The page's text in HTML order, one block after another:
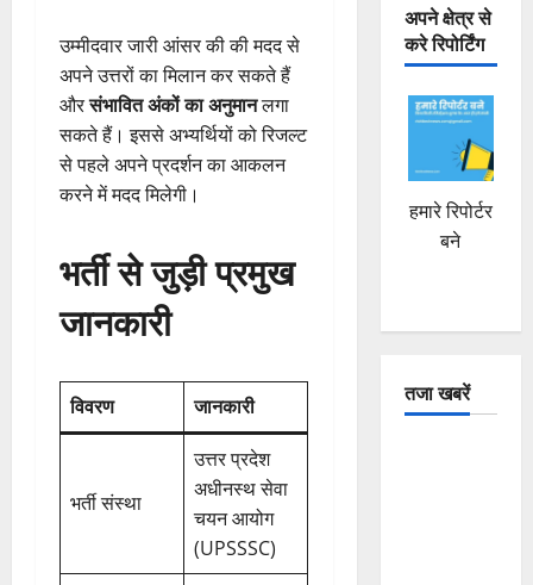
उम्मीदवार जारी आंसर की की मदद से
अपने उत्तरों का मिलान कर सकते हैं
औरसंभावित अंकों का अनुमानलगा
सकते हैं। इससे अभ्यर्थियों को रिजल्ट
से पहले अपने प्रदर्शन का आकलन
करने में मदद मिलेगी।
भर्ती से जुड़ी प्रमुख
जानकारी
विवरण जानकारी
भर्ती संस्था
उत्तर प्रदेश
अधीनस्थ सेवा
चयन आयोग
(UPSSSC)
अपने क्षेत्र से
करे रिपोर्टिंग
हमारे रिपोर्टर
बने
तजा खबरें